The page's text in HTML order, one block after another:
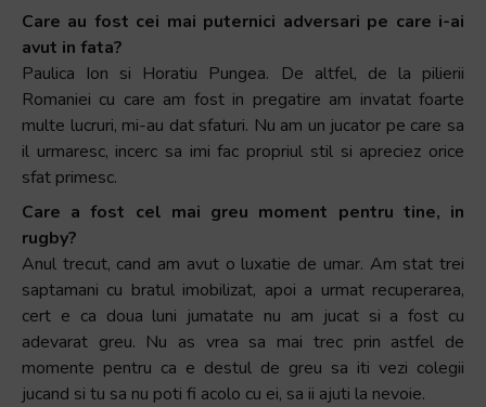
Care au fost cei mai puternici adversari pe care i-ai
avut in fata?
Paulica Ion si Horatiu Pungea. De altfel, de la pilierii
Romaniei cu care am fost in pregatire am invatat foarte
multe lucruri, mi-au dat sfaturi. Nu am un jucator pe care sa
il urmaresc, incerc sa imi fac propriul stil si apreciez orice
sfat primesc.
Care a fost cel mai greu moment pentru tine, in
rugby?
Anul trecut, cand am avut o luxatie de umar. Am stat trei
saptamani cu bratul imobilizat, apoi a urmat recuperarea,
cert e ca doua luni jumatate nu am jucat si a fost cu
adevarat greu. Nu as vrea sa mai trec prin astfel de
momente pentru ca e destul de greu sa iti vezi colegii
jucand si tu sa nu poti fi acolo cu ei, sa ii ajuti la nevoie.